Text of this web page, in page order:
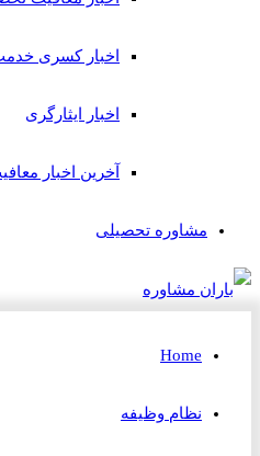
اخبار کسری خدمت
اخبار ایثارگری
آخرین اخبار معافیت
مشاوره تحصیلی
Home
نظام وظیفه